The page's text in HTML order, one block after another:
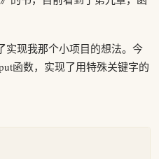
实现我那个小项目的想法。今
函数，实现了用特殊关键字的